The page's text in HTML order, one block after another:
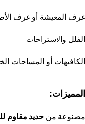
غرف المعيشة أو غرف
الفلل والاستراحات
الكافيهات أو المساحات
المميزات:
مصنوعة من حديد مقاوم